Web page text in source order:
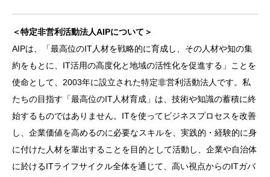
＜特定非営利活動法人AIPについて＞
AIPは、「最高位のIT人材を戦略的に育成し、その人材や知の集
約をもとに、IT活用の高度化と地域の活性化を促進する」ことを
使命として、2003年に設立された特定非営利活動法人です。私
たちの目指す「最高位のIT人材育成」は、技術や知識の蓄積に終
始するものではありません。ITを使ってビジネスプロセスを改善
し、企業価値を高めるのに必要なスキルを、実践的・経験的に身
に付けた人材を輩出することを目的として活動し、企業や自治体
に於けるITライフサイクル全体を通じて、高い視点からのITガバ